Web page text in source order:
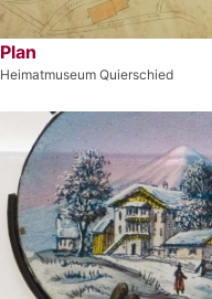
Plan
Heimatmuseum Quierschied